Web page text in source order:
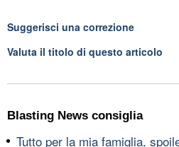
Suggerisci una correzione
Valuta il titolo di questo articolo
Blasting News consiglia
Tutto per la mia famiglia,